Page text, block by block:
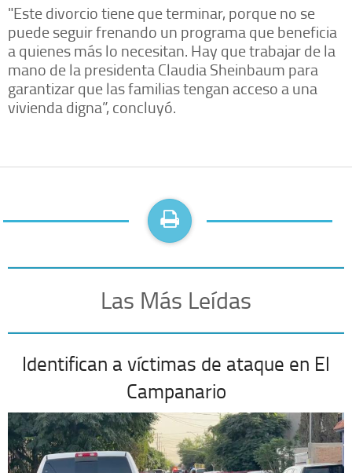
"Este divorcio tiene que terminar, porque no se
puede seguir frenando un programa que beneficia
a quienes más lo necesitan. Hay que trabajar de la
mano de la presidenta Claudia Sheinbaum para
garantizar que las familias tengan acceso a una
vivienda digna”, concluyó.
Las Más Leídas
Identifican a víctimas de ataque en El
Campanario